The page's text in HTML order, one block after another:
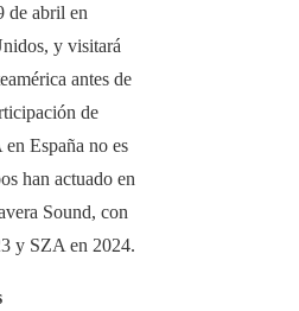
de abril en
y visitará
antes de
de
España no es
han actuado en
Sound, con
y SZA en 2024.